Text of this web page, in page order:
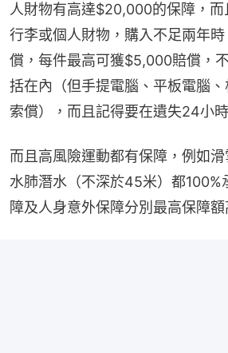
人財物有高達$20,000的保障，而
行李或個人財物，購入不足兩年
償，每件最高可獲$5,000賠償，
括在內（但手提電腦、平板電腦
索償），而且記得要在遺失24小
而且高風險運動都有保障，例如滑
水肺潛水（不深於45米）都100%
障及人身意外保障分別最高保障